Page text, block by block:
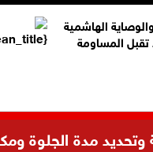
الهاشمية
تقبل المساومة
وتحديد مدة الجلوة